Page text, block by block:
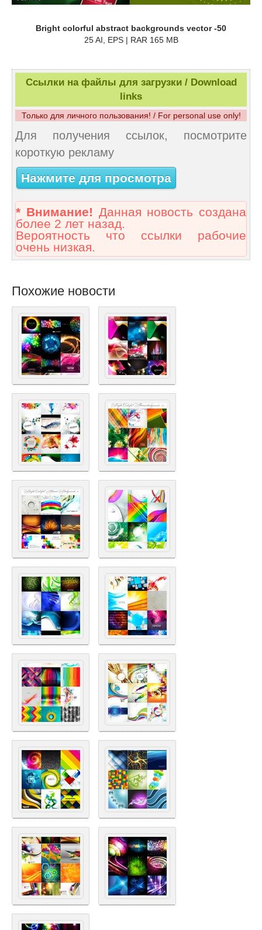
Bright colorful abstract backgrounds vector -50
25 AI, EPS | RAR 165 MB
Ссылки на файлы для загрузки / Download
links
Только для личного пользования! / For personal use only!
Для получения ссылок, посмотрите
короткую рекламу
Нажмите для просмотра
* Внимание! Данная новость создана
более 2 лет назад.
Вероятность что ссылки рабочие
очень низкая.
Похожие новости